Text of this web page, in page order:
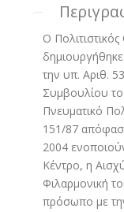
Ο
την υπ. Αριθ.
Συμβουλίου
Πνευματικό
151/87
2004
Κέντρο, η
Φιλαρμονική
πρόσωπο με